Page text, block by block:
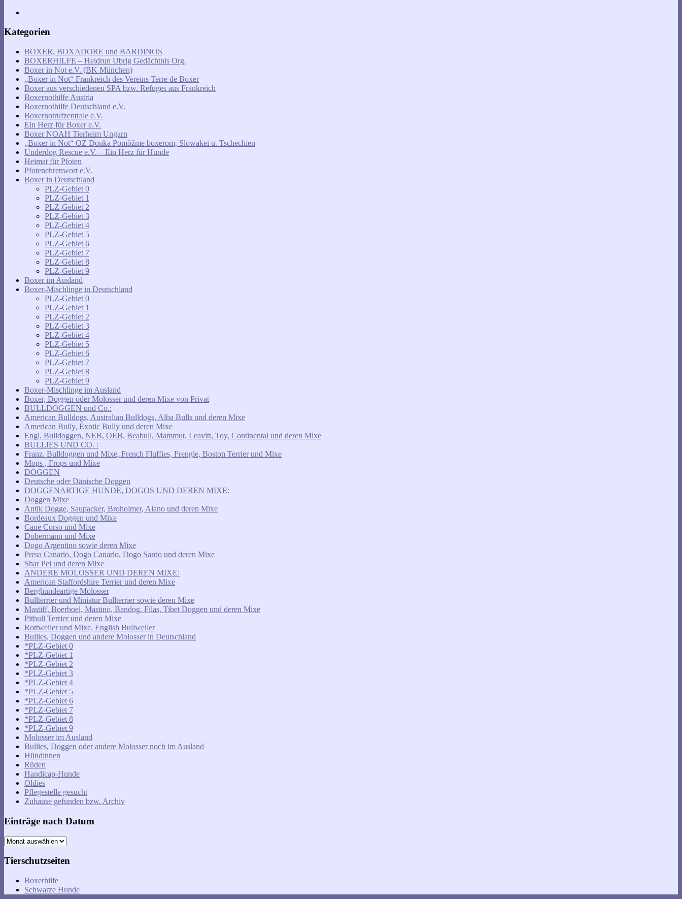
Kategorien
BOXER, BOXADORE und BARDINOS
BOXERHILFE – Heidrun Ubrig Gedächtnis Org.
Boxer in Not e.V. (BK München)
„Boxer in Not“ Frankreich des Vereins Terre de Boxer
Boxer aus verschiedenen SPA bzw. Refuges aus Frankreich
Boxernothilfe Austria
Boxernothilfe Deutschland e.V.
Boxernotrufzentrale e.V.
Ein Herz für Boxer e.V.
Boxer NOAH Tierheim Ungarn
„Boxer in Not“ OZ Donka Pomôžme boxerom, Slowakei u. Tschechien
Underdog Rescue e.V. – Ein Herz für Hunde
Heimat für Pfoten
Pfotenehrenwort e.V.
Boxer in Deutschland
PLZ-Gebiet 0
PLZ-Gebiet 1
PLZ-Gebiet 2
PLZ-Gebiet 3
PLZ-Gebiet 4
PLZ-Gebiet 5
PLZ-Gebiet 6
PLZ-Gebiet 7
PLZ-Gebiet 8
PLZ-Gebiet 9
Boxer im Ausland
Boxer-Mischlinge in Deutschland
PLZ-Gebiet 0
PLZ-Gebiet 1
PLZ-Gebiet 2
PLZ-Gebiet 3
PLZ-Gebiet 4
PLZ-Gebiet 5
PLZ-Gebiet 6
PLZ-Gebiet 7
PLZ-Gebiet 8
PLZ-Gebiet 9
Boxer-Mischlinge im Ausland
Boxer, Doggen oder Molosser und deren Mixe von Privat
BULLDOGGEN und Co.:
American Bulldogs, Australian Bulldogs, Alba Bulls und deren Mixe
American Bully, Exotic Bully und deren Mixe
Engl. Bulldoggen, NEB, OEB, Beabull, Mammut, Leavitt, Toy, Continental und deren Mixe
BULLIES UND CO. :
Franz. Bulldoggen und Mixe, French Fluffies, Frengle, Boston Terrier und Mixe
Mops , Frops und Mixe
DOGGEN
Deutsche oder Dänische Doggen
DOGGENARTIGE HUNDE, DOGOS UND DEREN MIXE:
Doggen Mixe
Antik Dogge, Saupacker, Broholmer, Alano und deren Mixe
Bordeaux Doggen und Mixe
Cane Corso und Mixe
Dobermann und Mixe
Dogo Argentino sowie deren Mixe
Presa Canario, Dogo Canario, Dogo Sardo und deren Mixe
Shar Pei und deren Mixe
ANDERE MOLOSSER UND DEREN MIXE:
American Staffordshire Terrier und deren Mixe
Berghundeartige Molosser
Bullterrier und Miniatur Bullterrier sowie deren Mixe
Mastiff, Boerboel, Mastino, Bandog, Filas, Tibet Doggen und deren Mixe
Pitbull Terrier und deren Mixe
Rottweiler und Mixe, English Bullweiler
Bullies, Doggen und andere Molosser in Deutschland
*PLZ-Gebiet 0
*PLZ-Gebiet 1
*PLZ-Gebiet 2
*PLZ-Gebiet 3
*PLZ-Gebiet 4
*PLZ-Gebiet 5
*PLZ-Gebiet 6
*PLZ-Gebiet 7
*PLZ-Gebiet 8
*PLZ-Gebiet 9
Molosser im Ausland
Bullies, Doggen oder andere Molosser noch im Ausland
Hündinnen
Rüden
Handicap-Hunde
Oldies
Pflegestelle gesucht
Zuhause gefunden bzw. Archiv
Einträge nach Datum
Einträge
Datum
Tierschutzseiten
Boxerhilfe
Schwarze Hunde